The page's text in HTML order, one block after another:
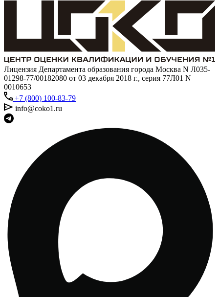
Лицензия Департамента образования города Москва N Л035-
01298-77/00182080 от 03 декабря 2018 г., серия 77Л01 N
0010653
+7 (800) 100-83-79
info@coko1.ru